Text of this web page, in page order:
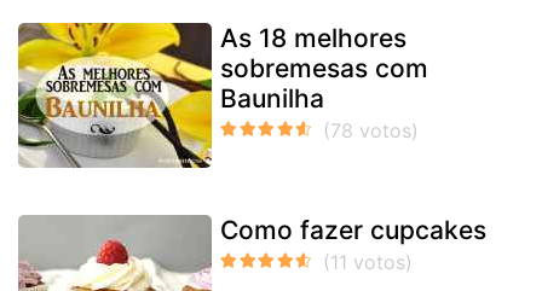
As 18 melhores
sobremesas com
Baunilha
Como fazer cupcakes